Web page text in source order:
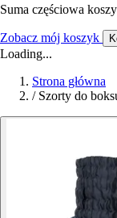
Suma częściowa
Zobacz mój koszyk
Loading...
Strona główna
/ Szorty do